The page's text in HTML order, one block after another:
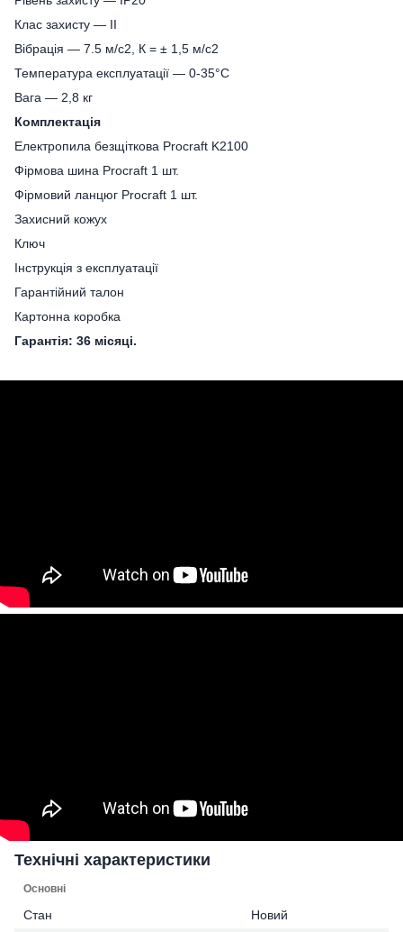
Клас захисту ― II
Вібрація ― 7.5 м/с2, К = ± 1,5 м/с2
Температура експлуатації ― 0-35°C
Вага — 2,8 кг
Комплектація
Електропила безщіткова Procraft K2100
Фірмова шина Proсraft 1 шт.
Фірмовий ланцюг Procraft 1 шт.
Захисний кожух
Ключ
Інструкція з експлуатації
Гарантійний талон
Картонна коробка
Гарантія: 36 місяці.
Технічні характеристики
Основні
Стан
Новий